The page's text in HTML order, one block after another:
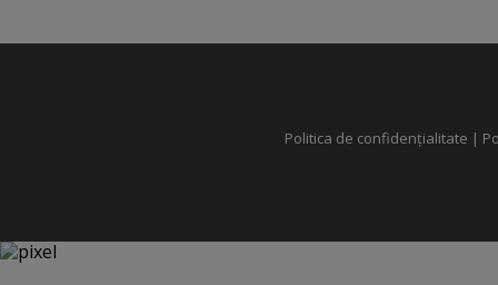
Politica de confidențialitate |